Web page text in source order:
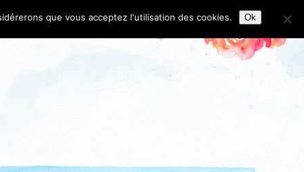
que vous acceptez l'utilisation des cookies. Ok